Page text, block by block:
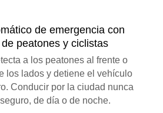
de emergencia con
peatones y ciclistas
a los peatones al frente o
los lados y detiene el vehículo
Conducir por la ciudad nunca
de día o de noche.